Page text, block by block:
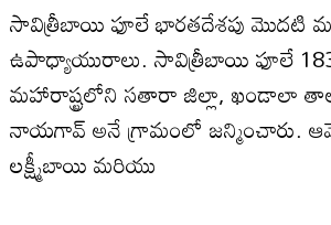
సావిత్రీబాయి ఫూలే భారతదేశపు మొదటి
ఉపాధ్యాయురాలు. సావిత్రీబాయి ఫూలే
మహారాష్ట్రలోని సతారా జిల్లా, ఖండాలా
నాయగావ్ అనే గ్రామంలో జన్మించారు. ఆమె
లక్ష్మీబాయి మరియు